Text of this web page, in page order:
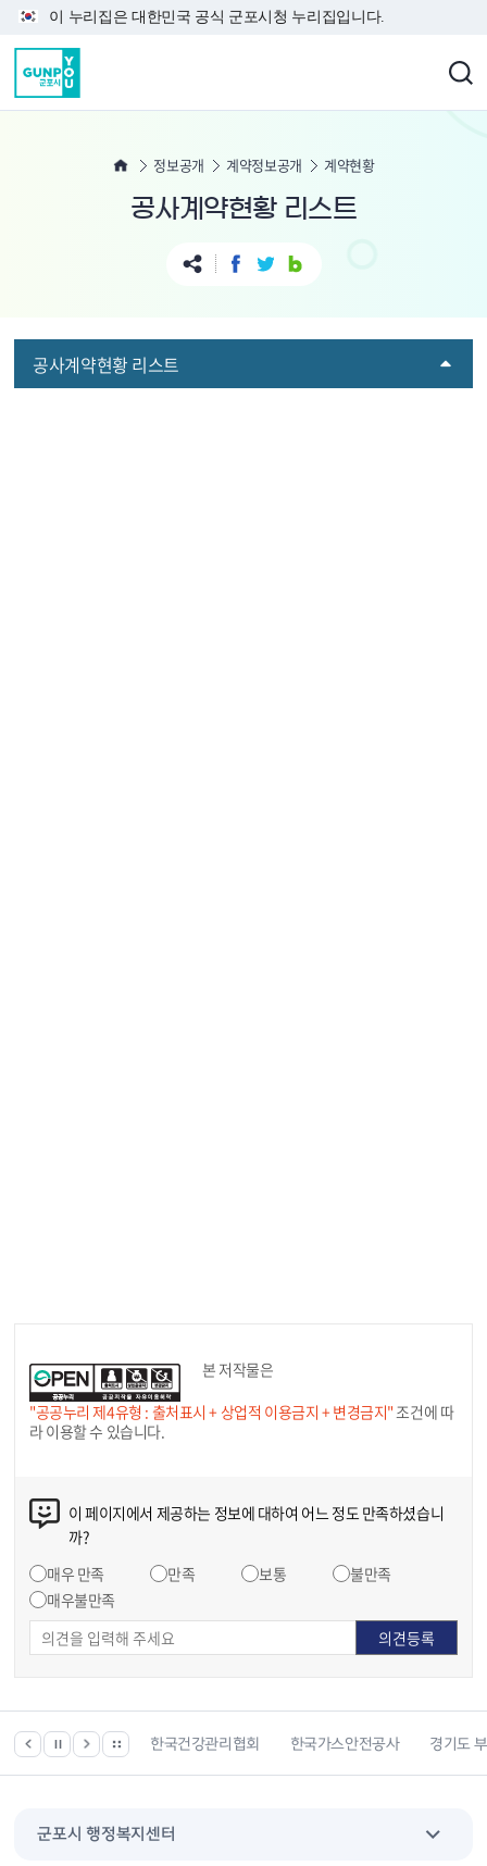
본문 바로가기
이 누리집은 대한민국 공식 군포시청 누리집입니다.
정보공개 계약정보공개 계약현황
공사계약현황 리스트
공사계약현황 리스트
본 저작물은
"공공누리 제4유형 : 출처표시 + 상업적 이용금지 + 변경금지"조건에 따
라 이용할 수 있습니다.
이 페이지에서 제공하는 정보에 대하여 어느 정도 만족하셨습니
까?
매우 만족
만족 보통
불만족
매우불만족
등 위치찾기서비스 한국건강관리협회 한국가스안전공사 경기도
군포시 행정복지센터